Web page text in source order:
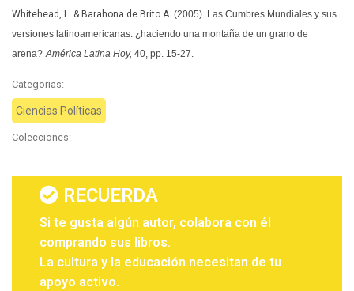
Whitehead, L. & Barahona de Brito A. (2005). Las Cumbres Mundiales y sus
versiones latinoamericanas: ¿haciendo una montaña de un grano de
arena? América Latina Hoy, 40, pp. 15-27.
Categorias:
Ciencias Políticas
Colecciones:
RECUERDA
Si te gusta algún autor, colabora con él
comprando sus libros.
La cultura y la educación necesitan de tu
apoyo activo.